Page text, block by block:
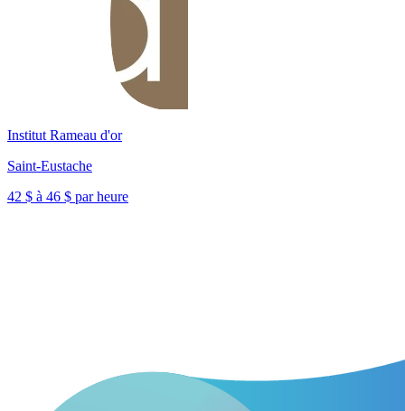
Institut Rameau d'or
Saint-Eustache
42 $ à 46 $ par heure